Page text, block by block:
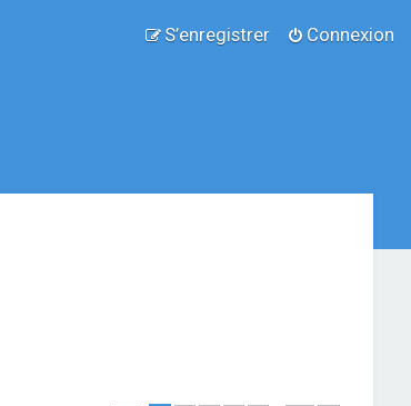
Connexion
S’enregistrer